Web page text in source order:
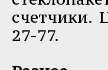
счетчики.
27-77.